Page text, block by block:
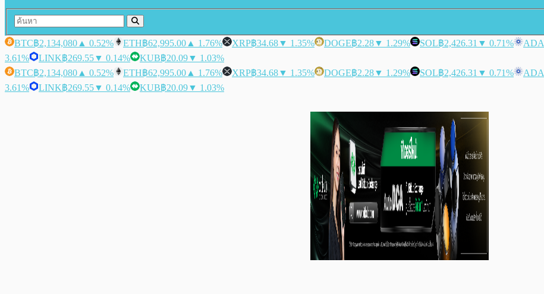
BTC฿2,134,080 ▲ 0.52% ETH฿62,995.00 ▲ 1.76% XRP฿34.68▼ 1.35% DOGE฿2.28▼ 1.29% SOL฿2,426.31 ▼ 0.71% ADA
3.61%
LINK฿269.55▼ 0.14% KUB฿20.09▼ 1.03%
BTC฿2,134,080 ▲ 0.52% ETH฿62,995.00 ▲ 1.76% XRP฿34.68▼ 1.35% DOGE฿2.28▼ 1.29% SOL฿2,426.31 ▼ 0.71% ADA
3.61%
LINK฿269.55▼ 0.14% KUB฿20.09▼ 1.03%